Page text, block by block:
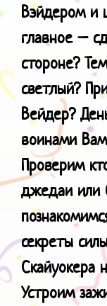
Вэйдером и
главное –
стороне?
светлый?
Вейдер?
воинами
Проверим
джедаи или
секреты
Скайуокера
Устроим